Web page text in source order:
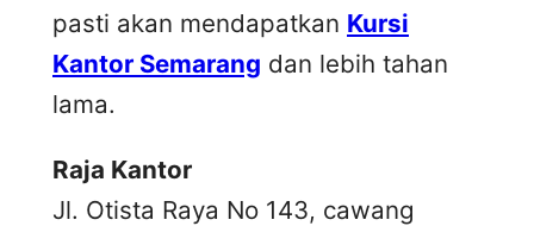
pasti akan mendapatkan Kursi
Kantor Semarang dan lebih tahan
lama.
Raja Kantor
Jl. Otista Raya No 143, cawang